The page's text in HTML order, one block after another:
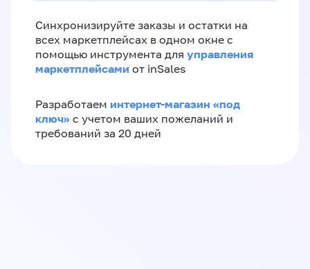
Синхронизируйте заказы и остатки на
всех маркетплейсах в одном окне с
помощью инструмента для управления
маркетплейсами от inSales
Разработаем интернет-магазин «‎под
ключ»‎ с учетом ваших пожеланий и
требований за 20 дней